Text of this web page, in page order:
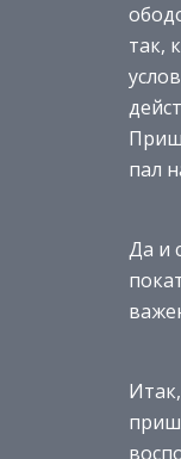
так,
пал
Да и